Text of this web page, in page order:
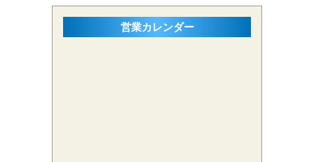
営業カレンダー